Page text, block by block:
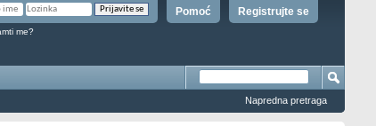
Registrujte se
Pomoć
me?
Napredna pretraga